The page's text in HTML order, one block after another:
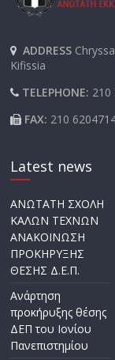
ADDRESS
Kifissia
TELEPHONE: 210
FAX: 210
Latest news
ΑΝΩΤΑΤΗ ΣΧΟΛΗ
ΚΑΛΩΝ ΤΕΧΝΩΝ
ΑΝΑΚΟΙΝΩΣΗ
ΠΡΟΚΗΡΥΞΗΣ
ΘΕΣΗΣ Δ.Ε.Π.
Ανάρτηση
προκήρυξης θέσης
ΔΕΠ του Ιονίου
Πανεπιστημίου